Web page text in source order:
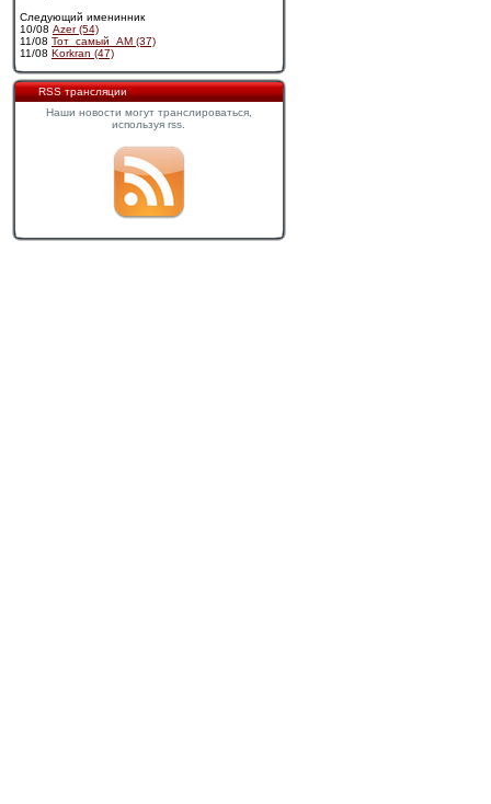
Следующий именинник
10/08 Azer (54)
11/08 Тот_самый_АМ (37)
11/08 Korkran (47)
RSS трансляции
Наши новости могут транслироваться,
используя rss.